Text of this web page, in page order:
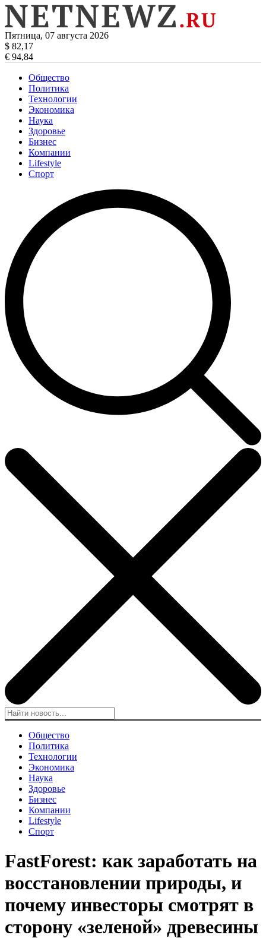
Пятница, 07 августа 2026
$ 82,17
€ 94,84
Общество
Политика
Технологии
Экономика
Наука
Здоровье
Бизнес
Компании
Lifestyle
Спорт
Общество
Политика
Технологии
Экономика
Наука
Здоровье
Бизнес
Компании
Lifestyle
Спорт
FastForest: как заработать на
восстановлении природы, и
почему инвесторы смотрят в
сторону «зеленой» древесины